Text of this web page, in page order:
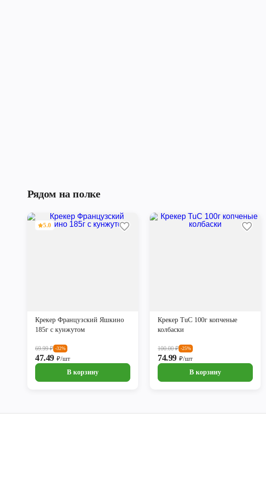
Рядом на полке
5.0
Крекер Французский Яшкино
185г с кунжутом
69.99₽ -32%
47.49 ₽/шт
В корзину
Крекер TuC 100г копченые
колбаски
100.00₽ -25%
74.99 ₽/шт
В корзину